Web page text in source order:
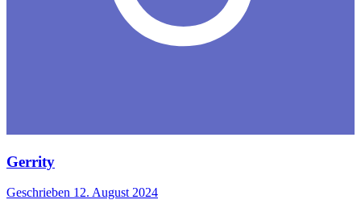
Gerrity
Geschrieben 12. August 2024